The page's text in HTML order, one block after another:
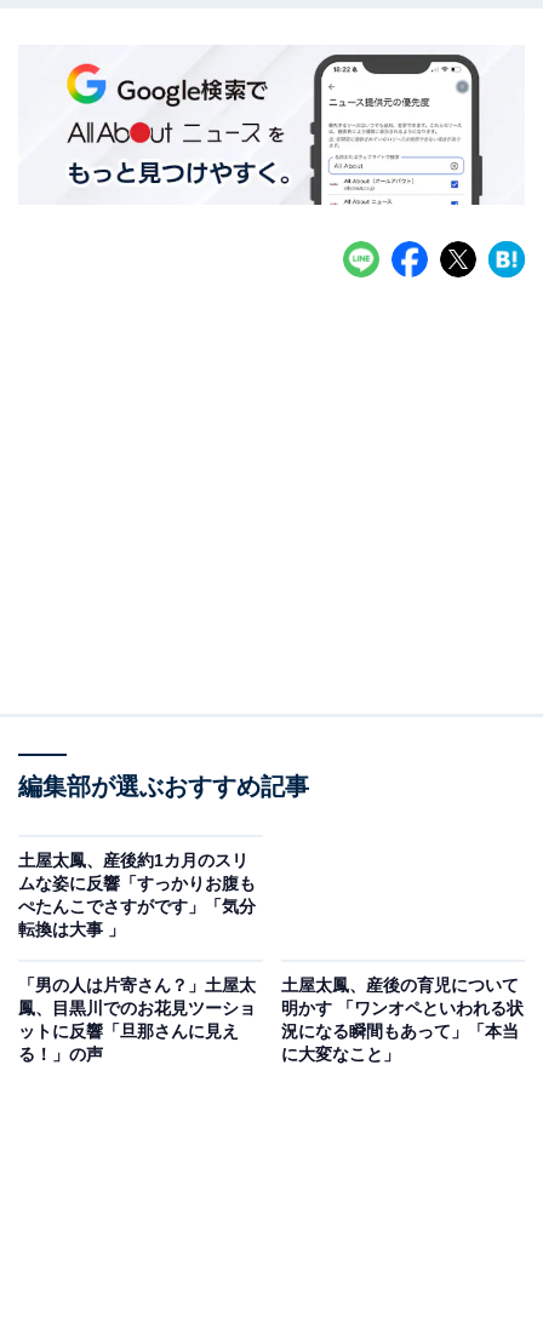
編集部が選ぶおすすめ記事
土屋太鳳、産後約1カ月のスリ
ムな姿に反響「すっかりお腹も
ぺたんこでさすがです」「気分
転換は大事 」
「男の人は片寄さん？」土屋太
鳳、目黒川でのお花見ツーショ
ットに反響「旦那さんに見え
る！」の声
土屋太鳳、産後の育児について
明かす 「ワンオペといわれる状
況になる瞬間もあって」「本当
に大変なこと」